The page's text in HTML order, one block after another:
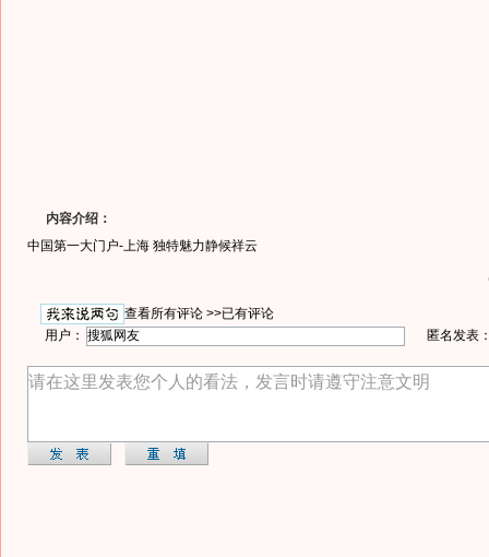
内容介绍：
中国第一大门户-上海 独特魅力静候祥云
查看所有评论 >>已有评论
用户：
匿名发表